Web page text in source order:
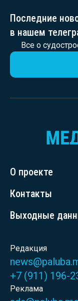
Последние
в нашем
Все о
О проекте
Контакты
Выходные
Редакция
+7 (911) 196-
Реклама